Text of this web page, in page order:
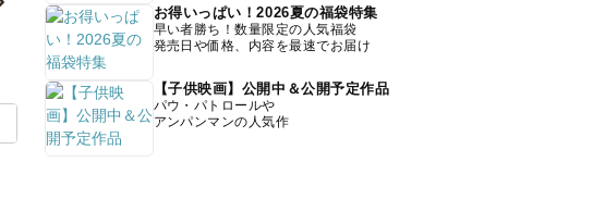
お得いっぱい！2026夏の福袋特集
早い者勝ち！数量限定の人気福袋
発売日や価格、内容を最速でお届け
【子供映画】公開中＆公開予定作品
パウ・パトロールや
アンパンマンの人気作